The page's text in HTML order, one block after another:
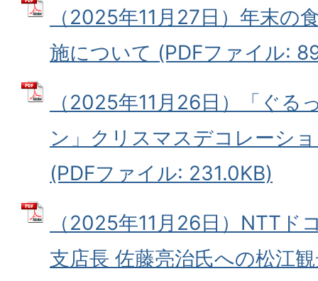
（2025年11月27日）年末の
施について (PDFファイル:
（2025年11月26日）「ぐる
ン」クリスマスデコレーシ
(PDFファイル: 231.0KB)
（2025年11月26日）NTTド
支店長 佐藤亮治氏への松江